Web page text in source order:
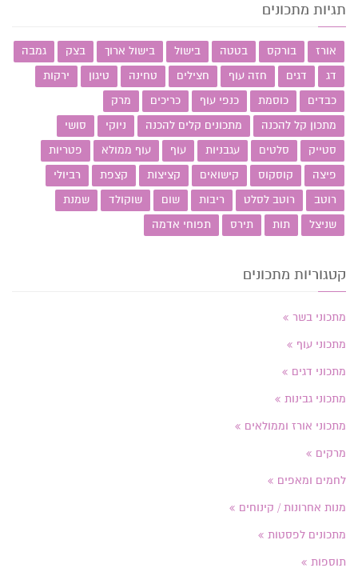
תגיות מתכונים
אורז בורקס בטטה בישול בישול ארוך בצק
גמבה
דג
דגים חזה עוף חצילים טחינה טיגון
ירקות
כבדים
כוסמת כנפי עוף כריכים
מרק
מתכון קל להכנה
מתכונים קלים להכנה ניוקי
סושי
סטייק
סלטים עגבניות עוף עוף ממולא
פטריות
פיצה
קוסקוס קישואים קציצות קצפת
רביולי
רוטב
רוטב לסלט ריבות שום שוקולד
שמנת
שניצל
תות תירס תפוחי אדמה
קטגוריות מתכונים
מתכוני בשר
מתכוני עוף
מתכוני דגים
מתכוני גבינות
מתכוני אורז וממולאים
מרקים
לחמים ומאפים
מנות אחרונות / קינוחים
מתכונים לפסטות
תוספות